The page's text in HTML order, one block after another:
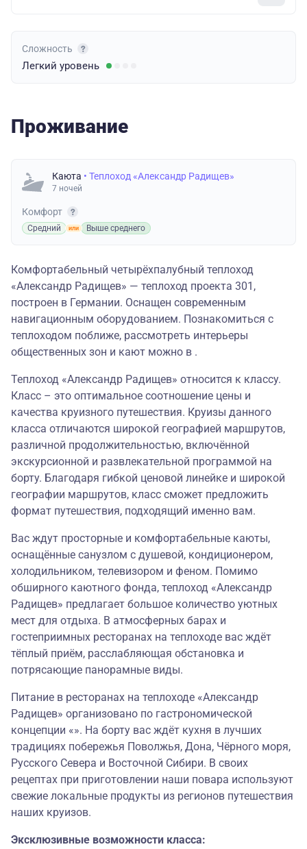
Сложность
Легкий уровень
Проживание
Каюта • Теплоход «Александр Радищев»
7 ночей
Комфорт
Средний Выше среднего
Комфортабельный четырёхпалубный теплоход
«Александр Радищев» — теплоход проекта 301,
построен в Германии. Оснащен современным
навигационным оборудованием. Познакомиться с
теплоходом поближе, рассмотреть интерьеры
общественных зон и кают можно в .
Теплоход «Александр Радищев» относится к классу.
Класс – это оптимальное соотношение цены и
качества круизного путешествия. Круизы данного
класса отличаются широкой географией маршрутов,
различной продолжительностью, включённой
экскурсионной и развлекательной программой на
борту. Благодаря гибкой ценовой линейке и широкой
географии маршрутов, класс сможет предложить
формат путешествия, подходящий именно вам.
Вас ждут просторные и комфортабельные каюты,
оснащённые санузлом с душевой, кондиционером,
холодильником, телевизором и феном. Помимо
обширного каютного фонда, теплоход «Александр
Радищев» предлагает большое количество уютных
мест для отдыха. В атмосферных барах и
гостеприимных ресторанах на теплоходе вас ждёт
тёплый приём, расслабляющая обстановка и
потрясающие панорамные виды.
Питание в ресторанах на теплоходе «Александр
Радищев» организовано по гастрономической
концепции «». На борту вас ждёт кухня в лучших
традициях побережья Поволжья, Дона, Чёрного моря,
Русского Севера и Восточной Сибири. В своих
рецептах при приготовлении наши повара используют
свежие локальные продукты из регионов путешествия
наших круизов.
Эксклюзивные возможности класса: